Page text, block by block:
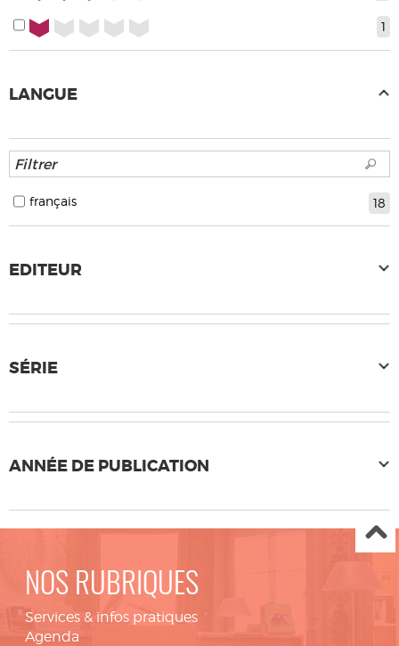
1
1/5
LANGUE
18
français
EDITEUR
SÉRIE
ANNÉE DE PUBLICATION
NOS RUBRIQUES
Services & infos pratiques
Agenda